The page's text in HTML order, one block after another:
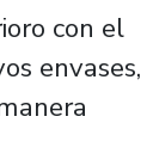
con el
envases,